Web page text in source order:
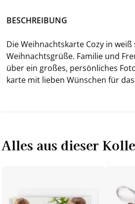
BE­SCHREI­BUNG
Die Weih­nachts­kar­te Cozy in weiß
Weih­nachts­grü­ße. Fa­mi­lie und
über ein gro­ßes, per­sön­li­ches
kar­te mit lie­ben Wün­schen für das
Alles aus dieser